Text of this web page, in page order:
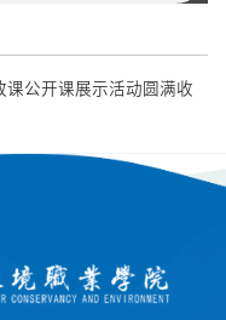
课公开课展示活动圆满收